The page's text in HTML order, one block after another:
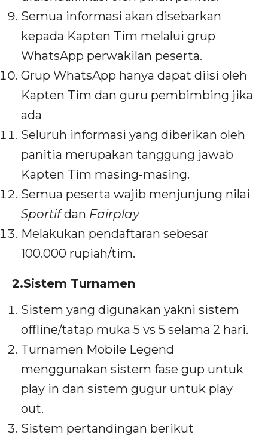
Semua informasi akan disebarkan
kepada Kapten Tim melalui grup
WhatsApp perwakilan peserta.
Grup WhatsApp hanya dapat diisi oleh
Kapten Tim dan guru pembimbing jika
ada
Seluruh informasi yang diberikan oleh
panitia merupakan tanggung jawab
Kapten Tim masing-masing.
Semua peserta wajib menjunjung nilai
Sportifdan Fairplay
Melakukan pendaftaran sebesar
100.000 rupiah/tim.
2.Sistem Turnamen
Sistem yang digunakan yakni sistem
offline/tatap muka 5 vs 5 selama 2 hari.
Turnamen Mobile Legend
menggunakan sistem fase gup untuk
play in dan sistem gugur untuk play
out.
Sistem pertandingan berikut